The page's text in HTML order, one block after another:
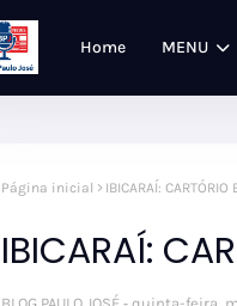
Home MENU
Página inicial IBICARAÍ: CARTÓRIO
IBICARAÍ: